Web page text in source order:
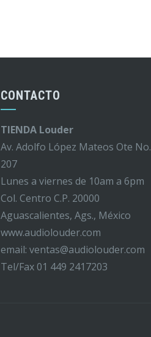
CONTACTO
TIENDA Louder
Av. Adolfo López Mateos Ote No.
207
Lunes a viernes de 10am a 6pm
Col. Centro C.P. 20000
Aguascalientes, Ags., México
www.audiolouder.com
email: ventas@audiolouder.com
Tel/Fax 01 449 2417203